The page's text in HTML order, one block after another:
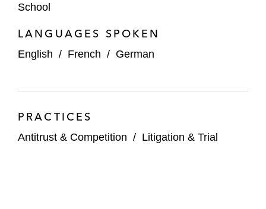
School
LANGUAGES SPOKEN
English / French / German
PRACTICES
Antitrust & Competition / Litigation & Trial